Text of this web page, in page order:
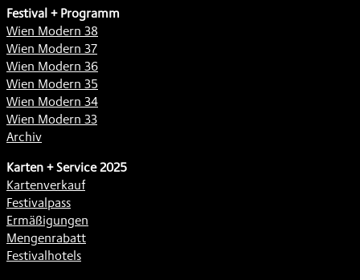
Festival + Programm
Wien Modern 38
Wien Modern 37
Wien Modern 36
Wien Modern 35
Wien Modern 34
Wien Modern 33
Archiv
Karten + Service 2025
Kartenverkauf
Festivalpass
Ermäßigungen
Mengenrabatt
Festivalhotels